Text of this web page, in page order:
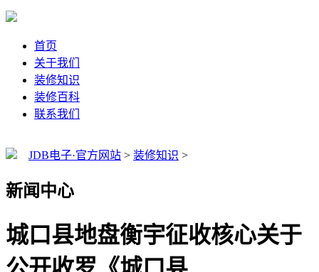
首页
关于我们
装修知识
装修百科
联系我们
JDB电子·官方网站 > 装修知识 >
新闻中心
城口县地盘衡宇征收核心关于